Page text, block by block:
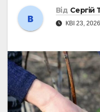
Від Сергій
КВІ 23, 2026